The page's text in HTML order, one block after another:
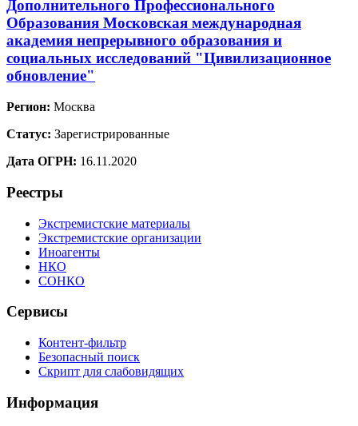
Дополнительного Профессионального
Образования Московская международная
академия непрерывного образования и
социальных исследований "Цивилизационное
обновление"
Регион: Москва
Статус: Зарегистрированные
Дата ОГРН: 16.11.2020
Реестры
Экстремистские материалы
Экстремистские организации
Иноагенты
НКО
СОНКО
Сервисы
Контент-фильтр
Безопасный поиск
Скрипт для слабовидящих
Информация